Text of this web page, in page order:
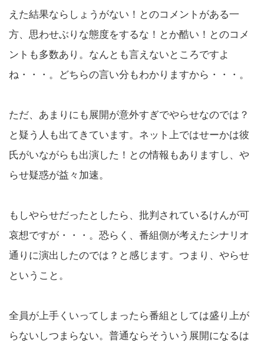
えた結果ならしょうがない！とのコメントがある一
方、思わせぶりな態度をするな！とか酷い！とのコメ
ントも多数あり。なんとも言えないところですよ
ね・・・。どちらの言い分もわかりますから・・・。
ただ、あまりにも展開が意外すぎでやらせなのでは？
と疑う人も出てきています。ネット上ではせーかは彼
氏がいながらも出演した！との情報もありますし、や
らせ疑惑が益々加速。
もしやらせだったとしたら、批判されているけんが可
哀想ですが・・・。恐らく、番組側が考えたシナリオ
通りに演出したのでは？と感じます。つまり、やらせ
ということ。
全員が上手くいってしまったら番組としては盛り上が
らないしつまらない。普通ならそういう展開になるは